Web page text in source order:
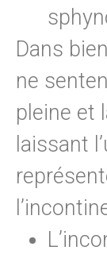
Dans
ne
pleine et
laissant